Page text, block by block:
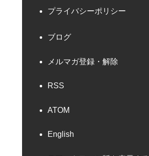
プライバシーポリシー
ブログ
メルマガ登録・解除
RSS
ATOM
English